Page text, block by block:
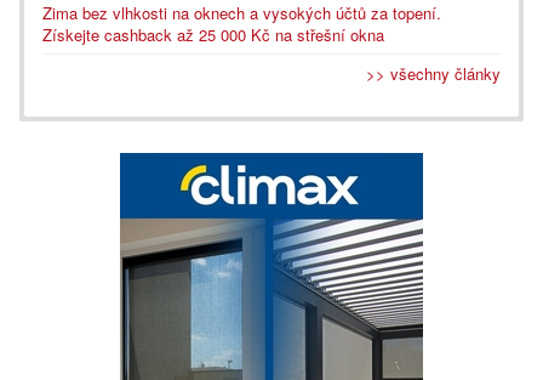
Zima bez vlhkosti na oknech a vysokých účtů za topení.
Získejte cashback až 25 000 Kč na střešní okna
>> všechny články